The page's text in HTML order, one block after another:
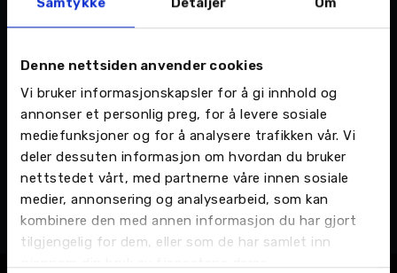
Denne nettsiden anvender cookies
Vi bruker informasjonskapsler for å gi innhold og
annonser et personlig preg, for å levere sosiale
mediefunksjoner og for å analysere trafikken vår. Vi
deler dessuten informasjon om hvordan du bruker
nettstedet vårt, med partnerne våre innen sosiale
medier, annonsering og analysearbeid, som kan
kombinere den med annen informasjon du har gjort
tilgjengelig for dem, eller som de har samlet inn
gjennom din bruk av tjenestene deres.
Det franske premium-merket blir en del
av satsingen til M Nordvik i Bodø
Storsenter. Nordvik Gruppen er i gang
med etableringen av en ny bilforhandler
for M Nordvik i Bodø Storsenter. Nå er
det klart at premium-merket DS
Automobiles flytter inn sammen med
fem andre bilmerker i de nye lokalene i
Verkstedveien: -En spennende nyhet,
[…]
LES MER >